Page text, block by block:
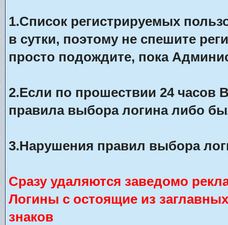
1.Список регистрируемых
в сутки, поэтому не спешите
просто подождите, пока
2.Если по прошествии 24 часов
правила выбора логина либо
3.Нарушения правил выбора
Сразу удаляются заведомо
Логины с остоящие из
знаков